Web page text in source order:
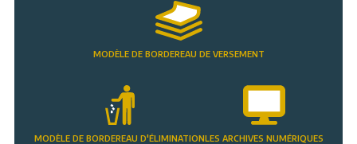
MODÈLE DE BORDEREAU DE VERSEMENT
MODÈLE DE BORDEREAU D'ÉLIMINATIONLES ARCHIVES NUMÉRIQUES